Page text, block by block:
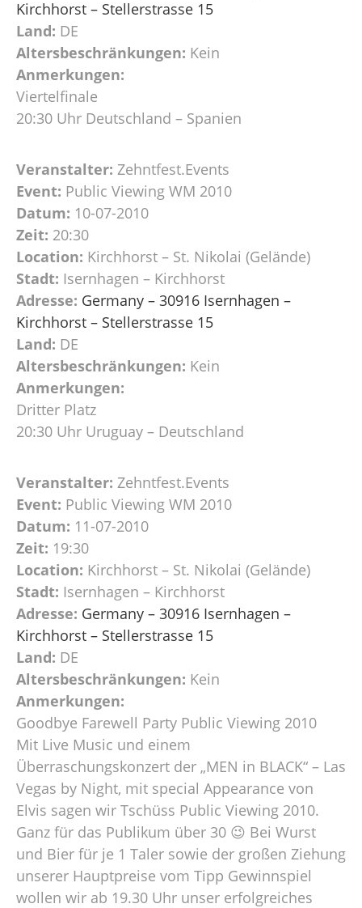
Kirchhorst – Stellerstrasse 15
Land: DE
Altersbeschränkungen: Kein
Anmerkungen:
Viertelfinale
20:30 Uhr Deutschland – Spanien
Veranstalter: Zehntfest.Events
Event: Public Viewing WM 2010
Datum: 10-07-2010
Zeit: 20:30
Location: Kirchhorst – St. Nikolai (Gelände)
Stadt: Isernhagen – Kirchhorst
Adresse: Germany – 30916 Isernhagen –
Kirchhorst – Stellerstrasse 15
Land: DE
Altersbeschränkungen: Kein
Anmerkungen:
Dritter Platz
20:30 Uhr Uruguay – Deutschland
Veranstalter: Zehntfest.Events
Event: Public Viewing WM 2010
Datum: 11-07-2010
Zeit: 19:30
Location: Kirchhorst – St. Nikolai (Gelände)
Stadt: Isernhagen – Kirchhorst
Adresse: Germany – 30916 Isernhagen –
Kirchhorst – Stellerstrasse 15
Land: DE
Altersbeschränkungen: Kein
Anmerkungen:
Goodbye Farewell Party Public Viewing 2010
Mit Live Music und einem
Überraschungskonzert der „MEN in BLACK“ – Las
Vegas by Night, mit special Appearance von
Elvis sagen wir Tschüss Public Viewing 2010.
Ganz für das Publikum über 30 😉 Bei Wurst
und Bier für je 1 Taler sowie der großen Ziehung
unserer Hauptpreise vom Tipp Gewinnspiel
wollen wir ab 19.30 Uhr unser erfolgreiches